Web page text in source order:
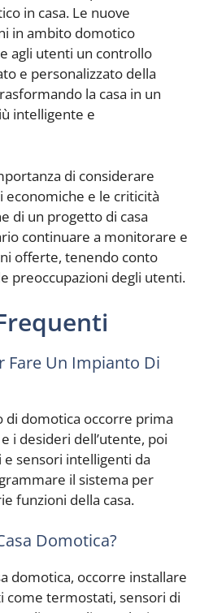
in casa. Le nuove
in ambito domotico
agli utenti un controllo
e personalizzato della
la casa in un
intelligente e
di considerare
economiche e le criticità
di un progetto di casa
continuare a monitorare e
offerte, tenendo conto
preoccupazioni degli utenti.
Fare Un Impianto Di
di domotica occorre prima
i desideri dell’utente, poi
sensori intelligenti da
il sistema per
funzioni della casa.
Domotica?
domotica, occorre installare
come termostati, sensori di